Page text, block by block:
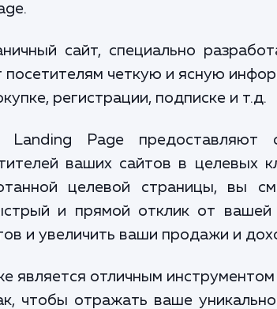
сайт, специально
посетителям четкую и ясную
регистрации, подписке и т.д.
Page предоставляют
ваших сайтов в целевых
целевой страницы, вы
и прямой отклик от
и увеличить ваши продажи и
является отличным
чтобы отражать ваше